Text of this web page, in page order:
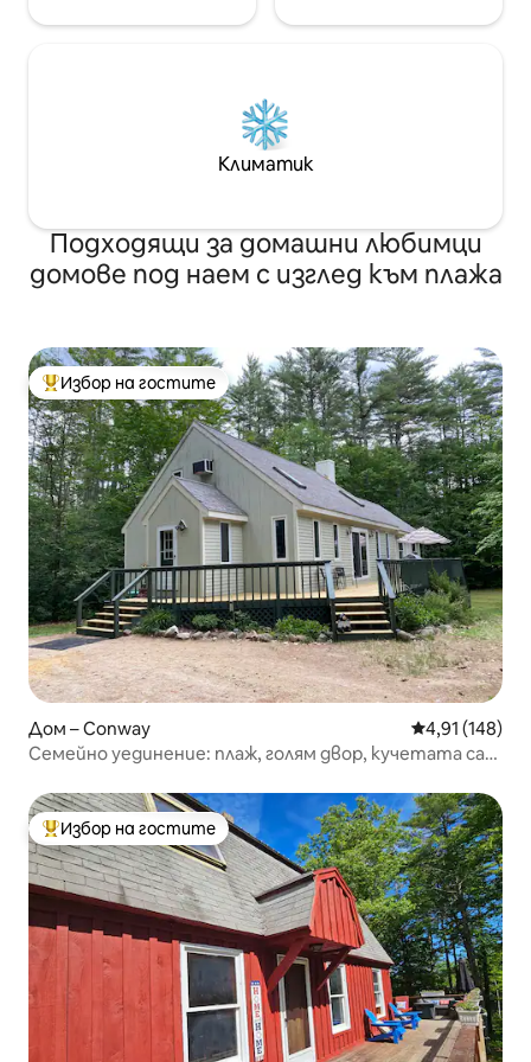
Климатик
Подходящи за домашни любимци
домове под наем с изглед към плажа
Най-популярен избор на гостите
Избор на гостите
Дом – Conway Средна
4,91 (148)
Семейно уединение: плаж, голям двор, кучетата са
Най-популярен избор на гостите
Избор на гостите